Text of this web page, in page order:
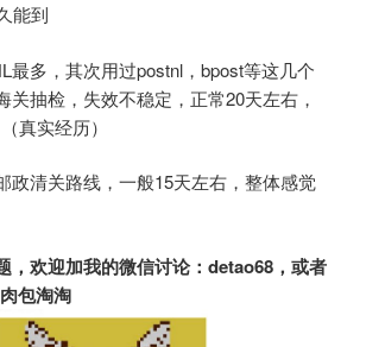
能到
最多，其次用过postnl，bpost等这几个
关抽检，失效不稳定，正常20天左右，
真实经历）
政清关路线，一般15天左右，整体感觉
，欢迎加我的微信讨论：detao68，或者
包淘淘